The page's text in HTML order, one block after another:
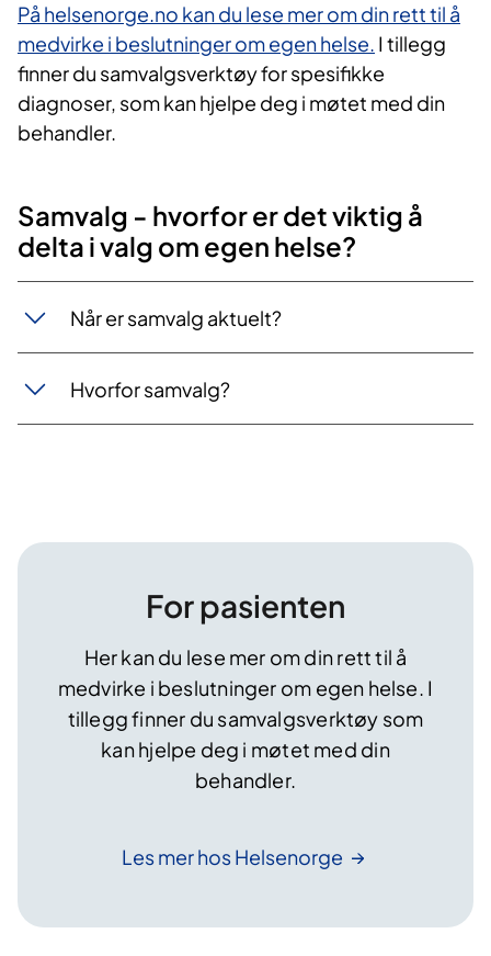
På helsenorge.no kan du lese mer om din rett til å
medvirke i beslutninger om egen helse.​ I tillegg
finner du samvalgsverktøy for spesifikke
diagnoser, som kan hjelpe deg i møtet med din
behandler.
​​Samvalg - hvorfor er det viktig å
delta i valg om egen helse?
Når er samvalg aktuelt?
Hvorfor samvalg?
For pasienten
Her kan du lese mer om din rett til å
medvirke i beslutninger om egen helse. I
tillegg finner du samvalgsverktøy som
kan hjelpe deg i møtet med din
behandler.
Les mer hosHelsenorge